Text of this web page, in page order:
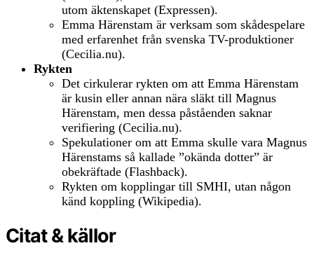
utom äktenskapet (Expressen).
Emma Härenstam är verksam som skådespelare
med erfarenhet från svenska TV-produktioner
(Cecilia.nu).
Rykten
Det cirkulerar rykten om att Emma Härenstam
är kusin eller annan nära släkt till Magnus
Härenstam, men dessa påståenden saknar
verifiering (Cecilia.nu).
Spekulationer om att Emma skulle vara Magnus
Härenstams så kallade ”okända dotter” är
obekräftade (Flashback).
Rykten om kopplingar till SMHI, utan någon
känd koppling (Wikipedia).
Citat & källor